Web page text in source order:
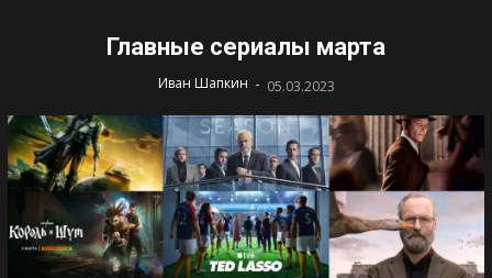
Главные сериалы марта
Иван Шапкин - 05.03.2023